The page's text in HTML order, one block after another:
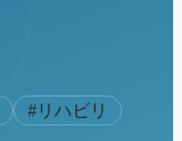
#リハビリ